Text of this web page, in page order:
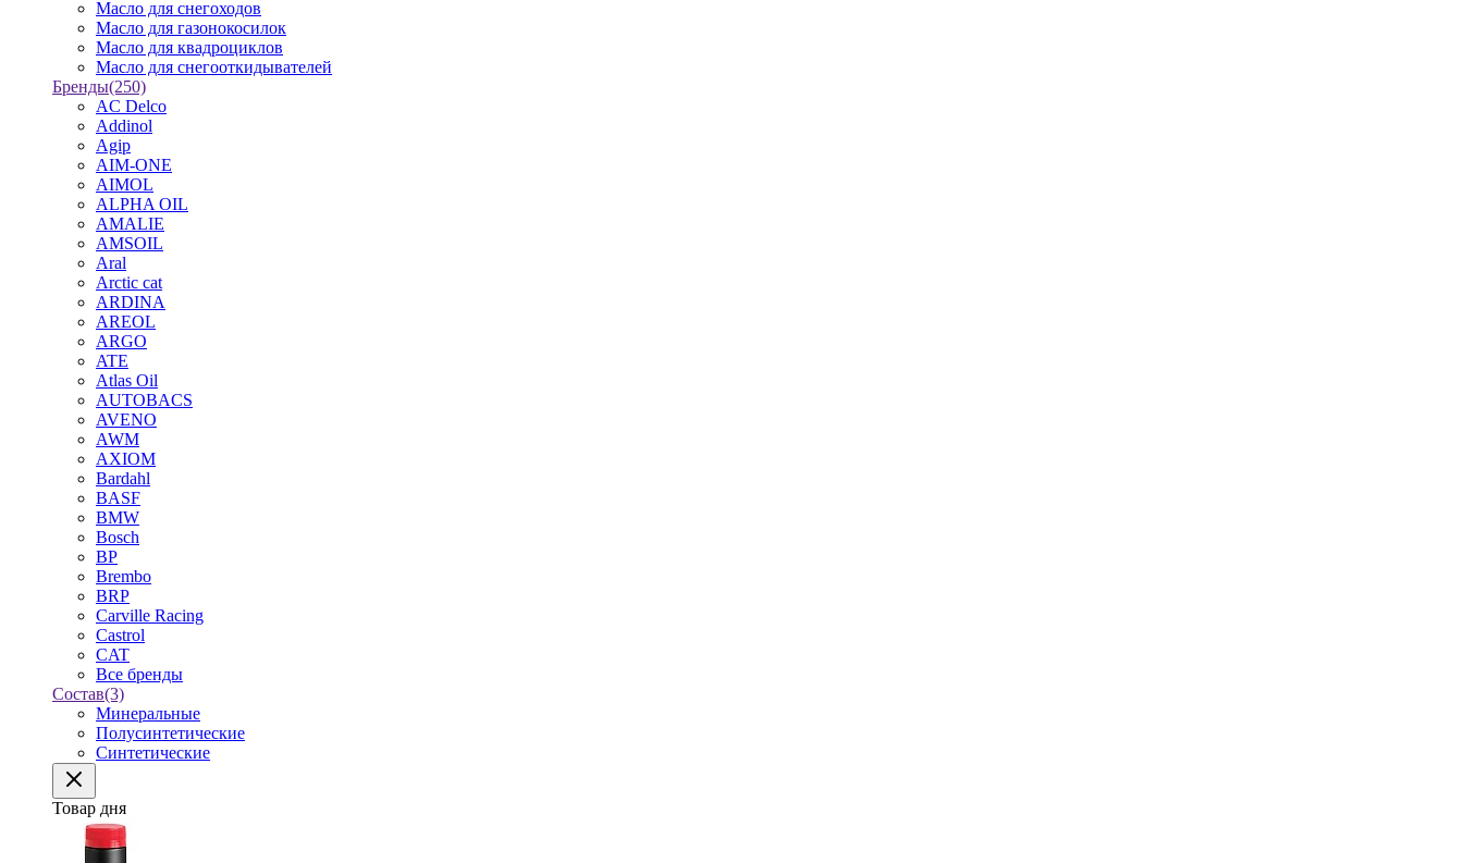
Масло для снегоходов
Масло для газонокосилок
Масло для квадроциклов
Масло для снегооткидывателей
Бренды(250)
AC Delco
Addinol
Agip
AIM-ONE
AIMOL
ALPHA OIL
AMALIE
AMSOIL
Aral
Arctic cat
ARDINA
AREOL
ARGO
ATE
Atlas Oil
AUTOBACS
AVENO
AWM
AXIOM
Bardahl
BASF
BMW
Bosch
BP
Brembo
BRP
Carville Racing
Castrol
CAT
Все бренды
Состав(3)
Минеральные
Полусинтетические
Синтетические
Товар дня